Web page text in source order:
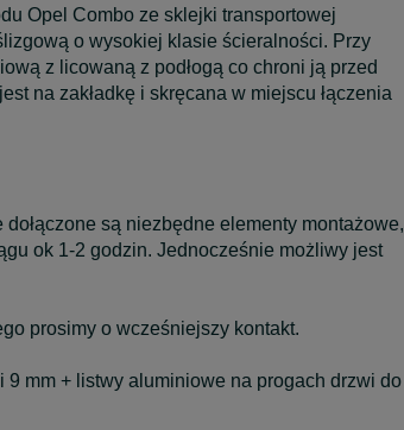
Opel Combo ze sklejki transportowej
o wysokiej klasie ścieralności. Przy
z licowaną z podłogą co chroni ją przed
na zakładkę i skręcana w miejscu łączenia
są niezbędne elementy montażowe,
ok 1-2 godzin. Jednocześnie możliwy jest
prosimy o wcześniejszy kontakt.
mm + listwy aluminiowe na progach drzwi do